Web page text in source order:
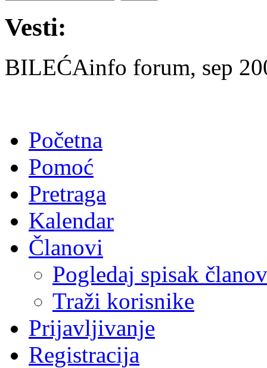
Vesti:
BILEĆAinfo forum, sep
Početna
Pomoć
Pretraga
Kalendar
Članovi
Pogledaj spisak
Traži korisnike
Prijavljivanje
Registracija